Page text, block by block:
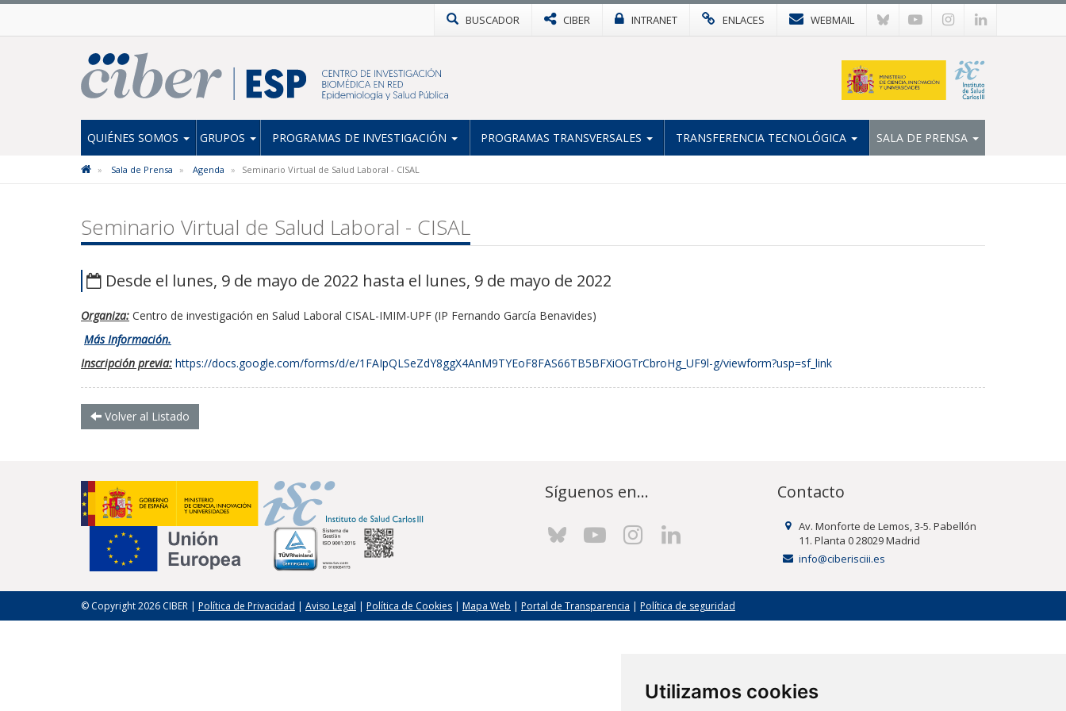
Utilizamos cookies
BUSCADOR CIBER INTRANET ENLACES WEBMAIL
QUIÉNES SOMOS GRUPOS PROGRAMAS DE INVESTIGACIÓN PROGRAMAS TRANSVERSALES TRANSFERENCIA TECNOLÓGICA SALA DE PRENSA
Sala de Prensa Agenda Seminario Virtual de Salud Laboral - CISAL
Seminario Virtual de Salud Laboral - CISAL
Desde el lunes, 9 de mayo de 2022 hasta el lunes, 9 de mayo de 2022
Organiza: Centro de investigación en Salud Laboral CISAL-IMIM-UPF (IP Fernando García Benavides)
Más Información.
Inscripción previa: https://docs.google.com/forms/d/e/1FAIpQLSeZdY8ggX4AnM9TYEoF8FAS66TB5BFXiOGTrCbroHg_UF9l-g/viewform?usp=sf_link
Volver al Listado
Síguenos en... Contacto
Av. Monforte de Lemos, 3-5. Pabellón
11. Planta 0 28029 Madrid
info@ciberisciii.es
© Copyright 2026 CIBER | Política de Privacidad | Aviso Legal | Política de Cookies | Mapa Web | Portal de Transparencia | Política de seguridad